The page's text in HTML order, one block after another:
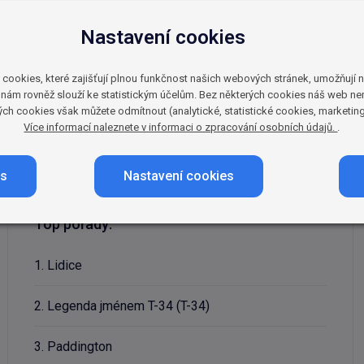
Nabízí akční thrillery, silná dramata, zábavné
oblíbené tituly patří historický snímek Lidice,
dalším populárním titulům patří například
snímků jsou to Černí baroni nebo Tankový prapor.
jedinečné příběhy z celého světa.
Top pořady:
1. Lidice
2. Legenda jménem T-34 (T-34)
3. Paddington
Nastavení cookies
které zajišťují plnou funkčnost našich webových stránek, umožňují
rovněž slouží ke statistickým účelům. Bez některých cookies náš web
cookies však můžete odmítnout (analytické, statistické cookies,
Více informací naleznete v informaci o zpracování osobních údajů. .
Nastavení cookies